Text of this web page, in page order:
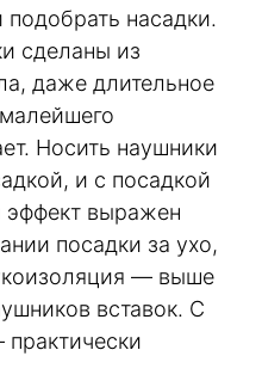
насадки.
сделаны из
даже длительное
Носить наушники
и с посадкой
выражен
посадки за ухо,
— выше
вставок. С